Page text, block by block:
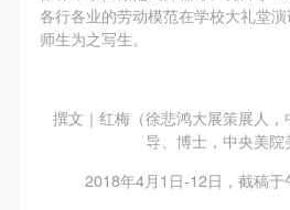
各行各业的劳动模范在学校大礼堂
师生为之写生。
撰文｜红梅（徐悲鸿大展策展人
导、博士，中央美院
2018年4月1日-12日，截稿